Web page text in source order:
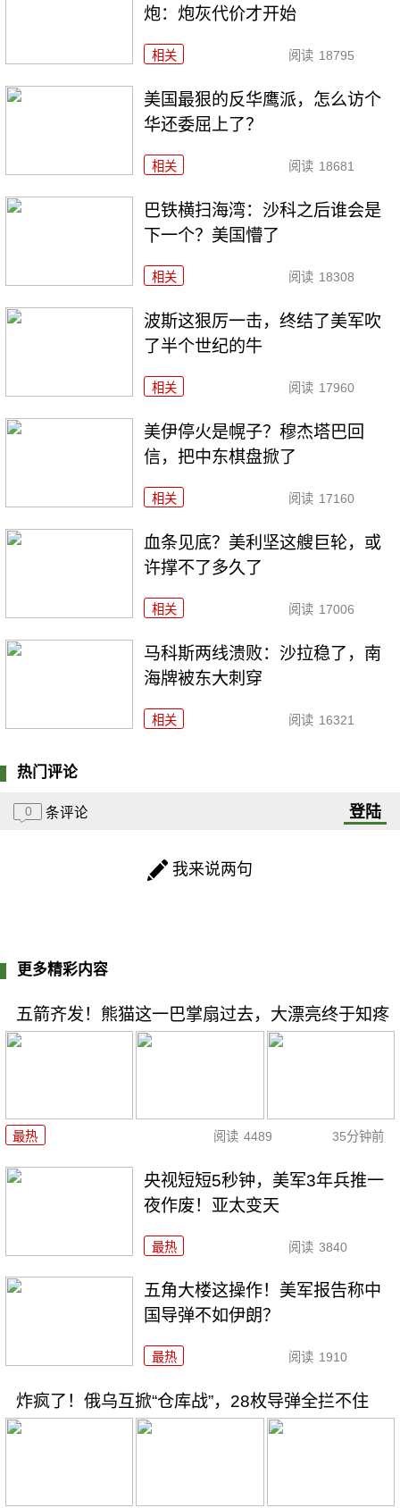
炮：炮灰代价才开始
相关 阅读 18795
美国最狠的反华鹰派，怎么访个
华还委屈上了？
相关 阅读 18681
巴铁横扫海湾：沙科之后谁会是
下一个？美国懵了
相关 阅读 18308
波斯这狠厉一击，终结了美军吹
了半个世纪的牛
相关 阅读 17960
美伊停火是幌子？穆杰塔巴回
信，把中东棋盘掀了
相关 阅读 17160
血条见底？美利坚这艘巨轮，或
许撑不了多久了
相关 阅读 17006
马科斯两线溃败：沙拉稳了，南
海牌被东大刺穿
相关 阅读 16321
热门评论
0 条评论 登陆
我来说两句
更多精彩内容
五箭齐发！熊猫这一巴掌扇过去，大漂亮终于知疼
最热 阅读 4489 35分钟前
央视短短5秒钟，美军3年兵推一
夜作废！亚太变天
最热 阅读 3840
五角大楼这操作！美军报告称中
国导弹不如伊朗？
最热 阅读 1910
炸疯了！俄乌互掀“仓库战”，28枚导弹全拦不住